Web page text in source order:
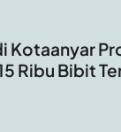
Kotaanyar
Ribu Bibit